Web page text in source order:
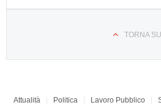
TORNA SU
Attualità Politica Lavoro Pubblico